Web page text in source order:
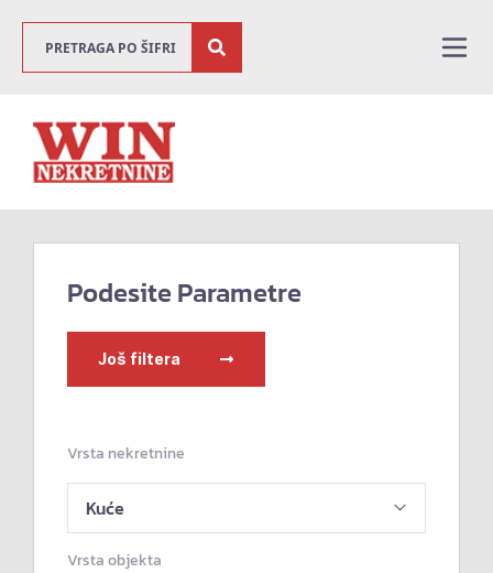
Podesite Parametre
Još filtera
Vrsta nekretnine
Vrsta objekta